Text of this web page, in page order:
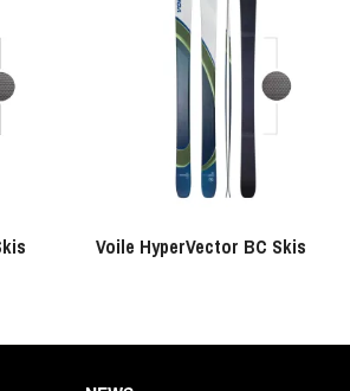
Voile HyperVector BC Skis